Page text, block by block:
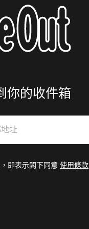
你的收件箱
即表示閣下同意 使用條款